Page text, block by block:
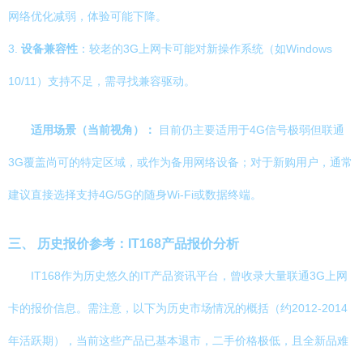
网络优化减弱，体验可能下降。
3. 设备兼容性 ：较老的3G上网卡可能对新操作系统（如Windows
10/11）支持不足，需寻找兼容驱动。
适用场景（当前视角）： 目前仍主要适用于4G信号极弱但联通
3G覆盖尚可的特定区域，或作为备用网络设备；对于新购用户，通常
建议直接选择支持4G/5G的随身Wi-Fi或数据终端。
三、 历史报价参考：IT168产品报价分析
IT168作为历史悠久的IT产品资讯平台，曾收录大量联通3G上网
卡的报价信息。需注意，以下为历史市场情况的概括（约2012-2014
年活跃期），当前这些产品已基本退市，二手价格极低，且全新品难